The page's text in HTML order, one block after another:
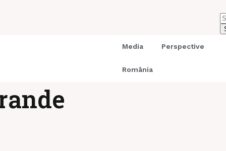
Media Perspective
România